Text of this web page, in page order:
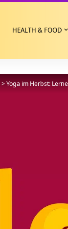
HEALTH & FOOD
>Yoga im Herbst: